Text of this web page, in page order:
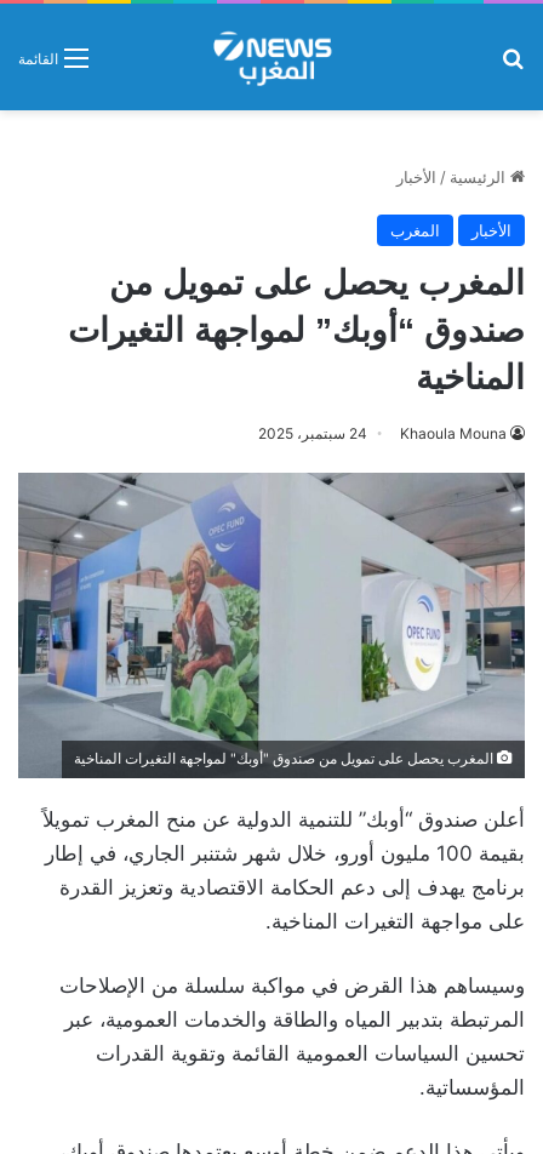
القائمة
الرئيسية / الأخبار
الأخبار المغرب
المغرب يحصل على تمويل من
صندوق “أوبك” لمواجهة التغيرات
المناخية
Khaoula Mouna 24 سبتمبر، 2025
المغرب يحصل على تمويل من صندوق "أوبك" لمواجهة التغيرات المناخية
أعلن صندوق “أوبك” للتنمية الدولية عن منح المغرب تمويلاً
بقيمة 100 مليون أورو، خلال شهر شتنبر الجاري، في إطار
برنامج يهدف إلى دعم الحكامة الاقتصادية وتعزيز القدرة
على مواجهة التغيرات المناخية.
وسيساهم هذا القرض في مواكبة سلسلة من الإصلاحات
المرتبطة بتدبير المياه والطاقة والخدمات العمومية، عبر
تحسين السياسات العمومية القائمة وتقوية القدرات
المؤسساتية.